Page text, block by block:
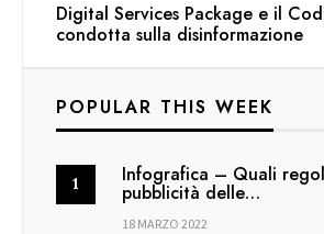
Digital Services Package e il
condotta sulla disinformazione
POPULAR THIS WEEK
Infografica – Quali
pubblicità delle…
18 MARZO 2022